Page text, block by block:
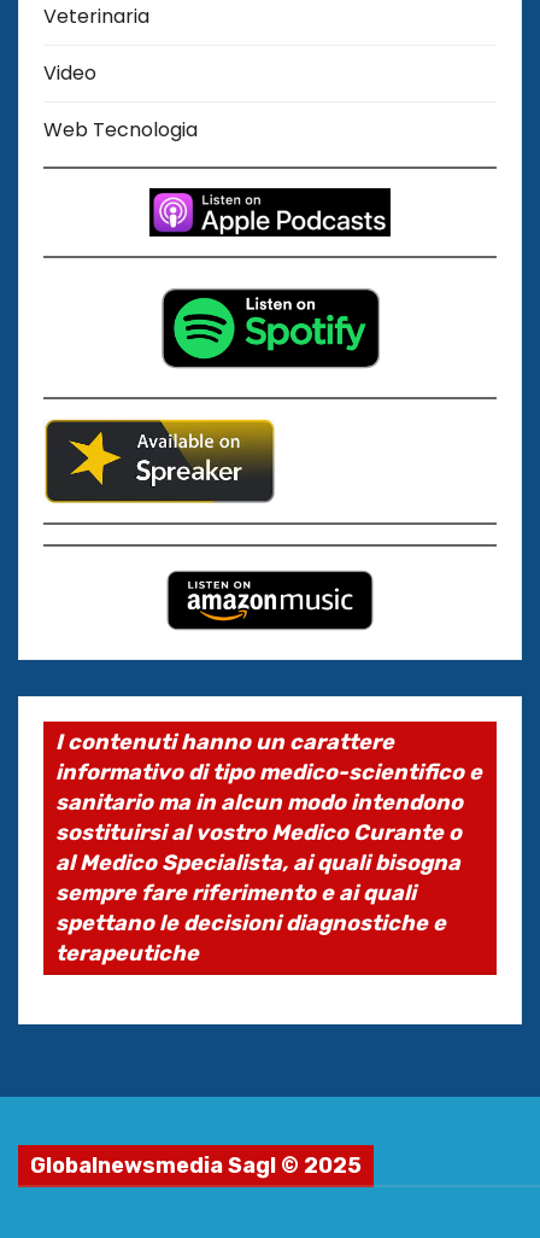
Veterinaria
Video
Web Tecnologia
I contenuti hanno un carattere
informativo di tipo medico-scientifico e
sanitario ma in alcun modo intendono
sostituirsi al vostro Medico Curante o
al Medico Specialista, ai quali bisogna
sempre fare riferimento e ai quali
spettano le decisioni diagnostiche e
terapeutiche
Globalnewsmedia Sagl © 2025